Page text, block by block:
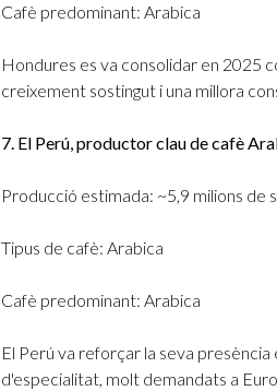
Cafè predominant: Arabica
Hondures es va consolidar en 2025
creixement sostingut i una millora
7. El Perú, productor clau de cafè
Producció estimada: ~5,9 milions de
Tipus de cafè: Arabica
Cafè predominant: Arabica
El Perú va reforçar la seva
d'especialitat, molt demandats a